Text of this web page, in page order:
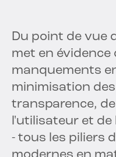
Du point de vue
met en évidence
manquements
minimisation
transparence,
l'utilisateur et
- tous les piliers